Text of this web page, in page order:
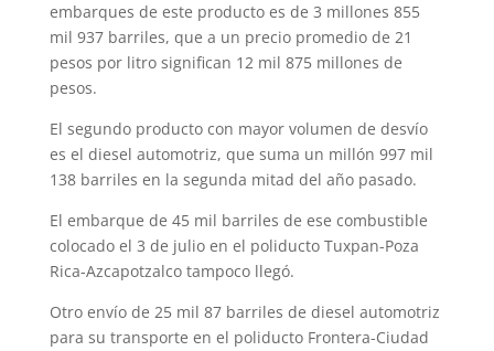
embarques de este producto es de 3 millones 855
mil 937 barriles, que a un precio promedio de 21
pesos por litro significan 12 mil 875 millones de
pesos.
El segundo producto con mayor volumen de desvío
es el diesel automotriz, que suma un millón 997 mil
138 barriles en la segunda mitad del año pasado.
El embarque de 45 mil barriles de ese combustible
colocado el 3 de julio en el poliducto Tuxpan-Poza
Rica-Azcapotzalco tampoco llegó.
Otro envío de 25 mil 87 barriles de diesel automotriz
para su transporte en el poliducto Frontera-Ciudad